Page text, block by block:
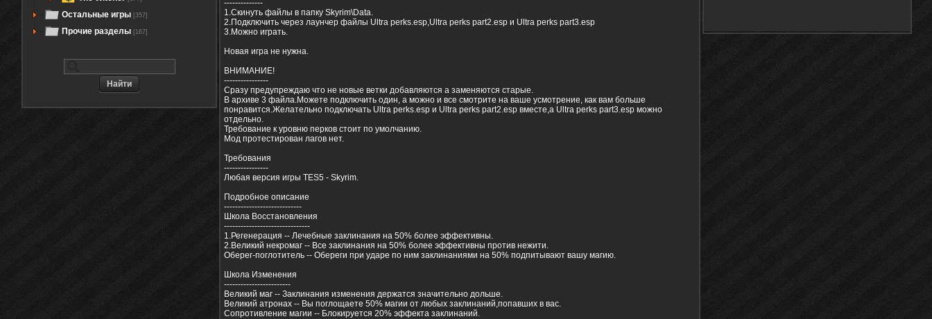
Остальные игры [357]
Прочие разделы [167]
--------------
1.Скинуть файлы в папку Skyrim\Data.
2.Подключить через лаунчер файлы Ultra perks.esp,Ultra perks part2.esp и Ultra perks part3.esp
3.Можно играть.
Новая игра не нужна.
ВНИМАНИЕ!
----------------
Сразу предупреждаю что не новые ветки добавляются а заменяются старые.
В архиве 3 файла.Можете подключить один, а можно и все смотрите на ваше усмотрение, как вам больше
понравится.Желательно подключать Ultra perks.esp и Ultra perks part2.esp вместе,а Ultra perks part3.esp можно
отдельно.
Требование к уровню перков стоит по умолчанию.
Мод протестирован лагов нет.
Требования
----------------
Любая версия игры TES5 - Skyrim.
Подробное описание
----------------------------
Школа Восстановления
-------------------------------
1.Регенерация -- Лечебные заклинания на 50% более эффективны.
2.Великий некромаг -- Все заклинания на 50% более эффективны против нежити.
Оберег-поглотитель -- Обереги при ударе по ним заклинаниями на 50% подпитывают вашу магию.
Школа Изменения
------------------------
Великий маг -- Заклинания изменения держатся значительно дольше.
Великий атронах -- Вы поглощаете 50% магии от любых заклинаний,попавших в вас.
Сопротивление магии -- Блокируется 20% эффекта заклинаний.